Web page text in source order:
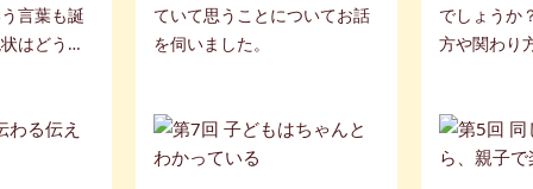
言葉も誕
はどうで
ていて思うことについてお話
を伺いました。
でしょうか
方や関わり